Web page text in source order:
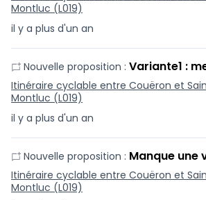
il y a plus d'un an
Montluc (L019)
il y a plus d'un an
Nouvelle proposition : Variante1 :
Itinéraire cyclable entre Couëron et
Montluc (L019)
Nouvelle proposition : Manque une
Itinéraire cyclable entre Couëron et
Montluc (L019)